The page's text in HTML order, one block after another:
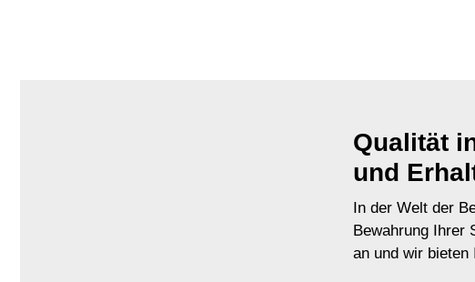
Qualität
und
In der Welt der
Bewahrung Ihrer
an und wir bieten